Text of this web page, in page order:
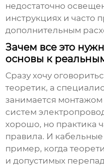
недостаточно
инструкциях и часто
дополнительным
Зачем все это
основы к
Сразу хочу
теоретик, а
занимается
систем
хорошо, но практика
правила. И
пример, когда
и допустимых